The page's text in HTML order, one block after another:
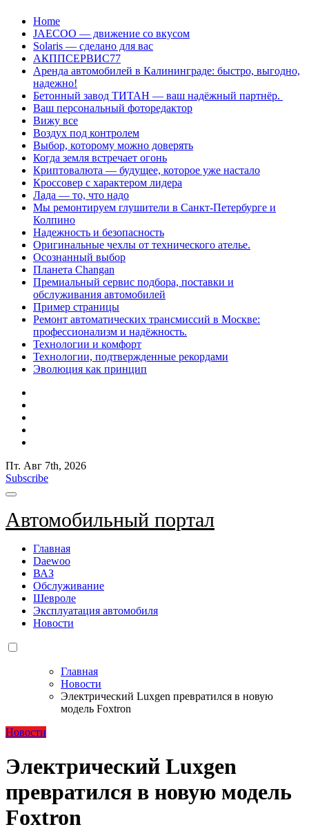
Перейти
содержанию
Home
JAECOO — движение со вкусом
Solaris — сделано для вас
АКППСЕРВИС77
Аренда автомобилей в Калининграде: быстро, выгодно,
надежно!
Бетонный завод ТИТАН — ваш надёжный партнёр.
Ваш персональный фоторедактор
Вижу все
Воздух под контролем
Выбор, которому можно доверять
Когда земля встречает огонь
Криптовалюта — будущее, которое уже настало
Кроссовер с характером лидера
Лада — то, что надо
Мы ремонтируем глушители в Санкт-Петербурге и
Колпино
Надежность и безопасность
Оригинальные чехлы от технического ателье.
Осознанный выбор
Планета Changan
Премиальный сервис подбора, поставки и
обслуживания автомобилей
Пример страницы
Ремонт автоматических трансмиссий в Москве:
профессионализм и надёжность.
Технологии и комфорт
Технологии, подтвержденные рекордами
Эволюция как принцип
Пт. Авг 7th, 2026
Subscribe
Автомобильный портал
Главная
Daewoo
ВАЗ
Обслуживание
Шевроле
Эксплуатация автомобиля
Новости
Главная
Новости
Электрический Luxgen превратился в новую
модель Foxtron
Новости
Электрический Luxgen
превратился в новую модель
Foxtron